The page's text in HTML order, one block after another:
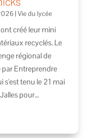
| Vie du lycée
créé leur mini
recyclés. Le
régional de
par Entreprendre
s'est tenu le 21 mai
pour...